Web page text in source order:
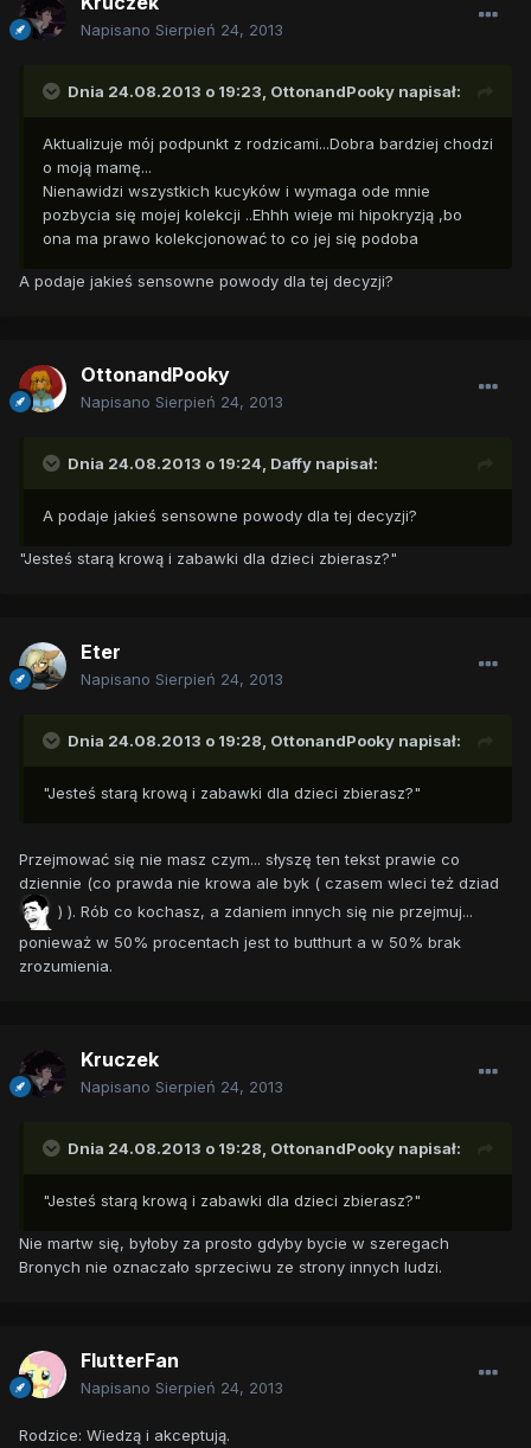
Napisano Sierpień 24, 2013
Dnia 24.08.2013 o 19:23, OttonandPooky napisał:
Aktualizuje mój podpunkt z rodzicami...Dobra bardziej chodzi
o moją mamę...
Nienawidzi wszystkich kucyków i wymaga ode mnie
pozbycia się mojej kolekcji ..Ehhh wieje mi hipokryzją ,bo
ona ma prawo kolekcjonować to co jej się podoba
A podaje jakieś sensowne powody dla tej decyzji?
OttonandPooky
Napisano Sierpień 24, 2013
Dnia 24.08.2013 o 19:24, Daffy napisał:
A podaje jakieś sensowne powody dla tej decyzji?
"Jesteś starą krową i zabawki dla dzieci zbierasz?"
Eter
Napisano Sierpień 24, 2013
Dnia 24.08.2013 o 19:28, OttonandPooky napisał:
"Jesteś starą krową i zabawki dla dzieci zbierasz?"
Przejmować się nie masz czym... słyszę ten tekst prawie co
dziennie (co prawda nie krowa ale byk ( czasem wleci też dziad
) ). Rób co kochasz, a zdaniem innych się nie przejmuj...
ponieważ w 50% procentach jest to butthurt a w 50% brak
zrozumienia.
Kruczek
Napisano Sierpień 24, 2013
Dnia 24.08.2013 o 19:28, OttonandPooky napisał:
"Jesteś starą krową i zabawki dla dzieci zbierasz?"
Nie martw się, byłoby za prosto gdyby bycie w szeregach
Bronych nie oznaczało sprzeciwu ze strony innych ludzi.
FlutterFan
Napisano Sierpień 24, 2013
Rodzice: Wiedzą i akceptują.